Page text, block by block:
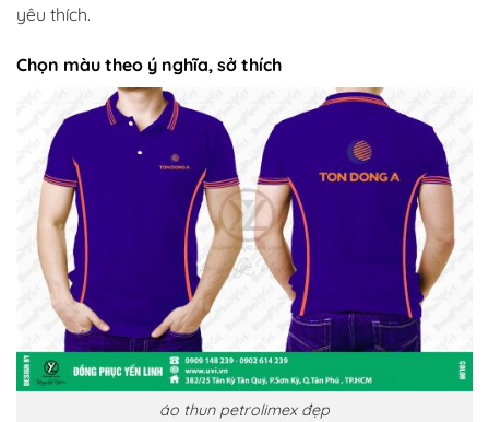
yêu thích.
Chọn màu theo ý nghĩa, sở thích
áo thun petrolimex đẹp